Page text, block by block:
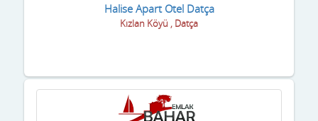
Halise Apart Otel Datça
Kızlan Köyü , Datça